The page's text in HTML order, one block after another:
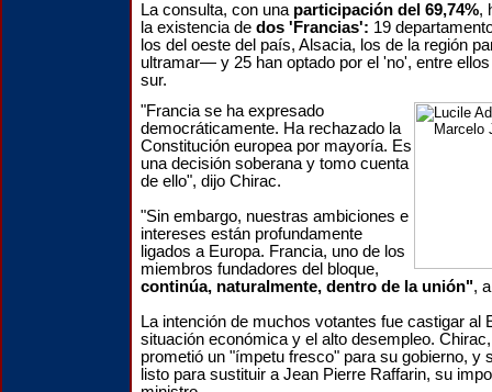
La consulta, con una participación del 69,74%,
la existencia de dos 'Francias': 19
los del oeste del país, Alsacia, los de la región
ultramar— y 25 han optado por el 'no', entre
sur.
"Francia se ha expresado
democráticamente. Ha rechazado la
Constitución europea por mayoría. Es
una decisión soberana y tomo cuenta
de ello", dijo Chirac.
"Sin embargo, nuestras ambiciones e
intereses están profundamente
ligados a Europa. Francia, uno de los
miembros fundadores del bloque,
continúa, naturalmente, dentro de la unión",
La intención de muchos votantes fue castigar al
situación económica y el alto desempleo.
prometió un "ímpetu fresco" para su gobierno, y
listo para sustituir a Jean Pierre Raffarin, su